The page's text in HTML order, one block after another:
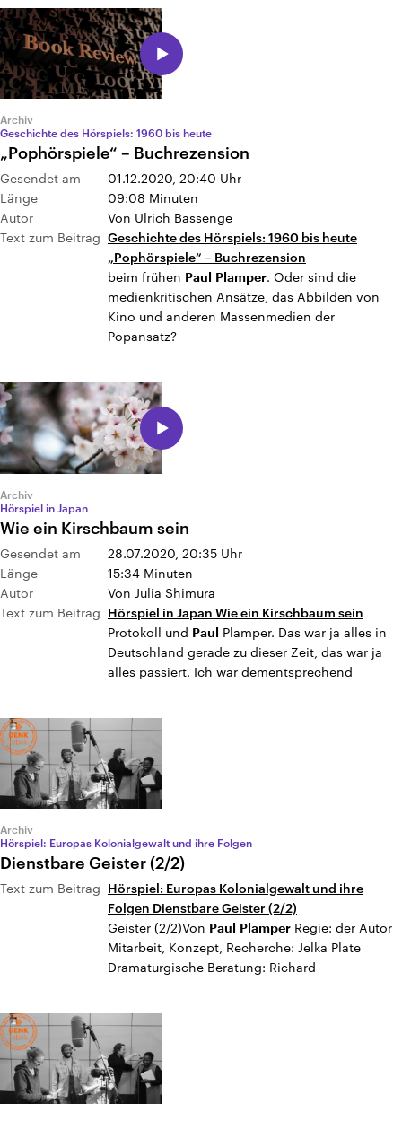
Archiv
Geschichte des Hörspiels: 1960 bis heute
„Pophörspiele“ – Buchrezension
Gesendet am 01.12.2020, 20:40 Uhr
Länge
09:08 Minuten
Autor
Von Ulrich Bassenge
Text zum Beitrag Geschichte des Hörspiels: 1960 bis heute
„Pophörspiele“ – Buchrezension
beim frühen Paul Plamper. Oder sind die
medienkritischen Ansätze, das Abbilden von
Kino und anderen Massenmedien der
Popansatz?
Archiv
Hörspiel in Japan
Wie ein Kirschbaum sein
Gesendet am 28.07.2020, 20:35 Uhr
Länge
15:34 Minuten
Autor
Von Julia Shimura
Text zum Beitrag Hörspiel in Japan Wie ein Kirschbaum sein
Protokoll und Paul
Plamper. Das war ja alles in
Deutschland gerade zu dieser Zeit, das war ja
alles passiert. Ich war dementsprechend
Archiv
Hörspiel: Europas Kolonialgewalt und ihre Folgen
Dienstbare Geister (2/2)
Text zum Beitrag Hörspiel: Europas Kolonialgewalt und ihre
Folgen Dienstbare Geister (2/2)
Geister (2/2)Von Paul Plamper Regie: der Autor
Mitarbeit, Konzept, Recherche: Jelka Plate
Dramaturgische Beratung: Richard